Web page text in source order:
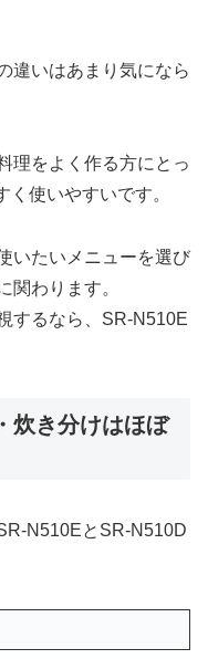
違いはあまり気になら
理をよく作る方にとっ
使いやすいです。
いたいメニューを選び
関わります。
するなら、SR-N510E
炊き分けはほぼ
N510EとSR-N510D